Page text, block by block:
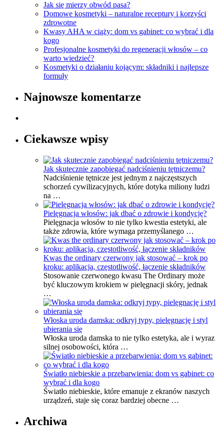
Jak się mierzy obwód pasa?
Domowe kosmetyki – naturalne receptury i korzyści
zdrowotne
Kwasy AHA w ciąży: dom vs gabinet: co wybrać i dla
kogo
Profesjonalne kosmetyki do regeneracji włosów – co
warto wiedzieć?
Kosmetyki o działaniu kojącym: składniki i najlepsze
formuły
Najnowsze komentarze
Ciekawsze wpisy
Jak skutecznie zapobiegać nadciśnieniu tętniczemu?
Nadciśnienie tętnicze jest jednym z najczęstszych
schorzeń cywilizacyjnych, które dotyka miliony ludzi
na …
Pielęgnacja włosów: jak dbać o zdrowie i kondycję?
Pielęgnacja włosów to nie tylko kwestia estetyki, ale
także zdrowia, które wymaga przemyślanego …
Kwas the ordinary czerwony jak stosować – krok po
kroku: aplikacja, częstotliwość, łączenie składników
Stosowanie czerwonego kwasu The Ordinary może
być kluczowym krokiem w pielęgnacji skóry, jednak
…
Włoska uroda damska: odkryj typy, pielęgnację i styl
ubierania się
Włoska uroda damska to nie tylko estetyka, ale i wyraz
silnej osobowości, która …
Światło niebieskie a przebarwienia: dom vs gabinet: co
wybrać i dla kogo
Światło niebieskie, które emanuje z ekranów naszych
urządzeń, staje się coraz bardziej obecne …
Archiwa